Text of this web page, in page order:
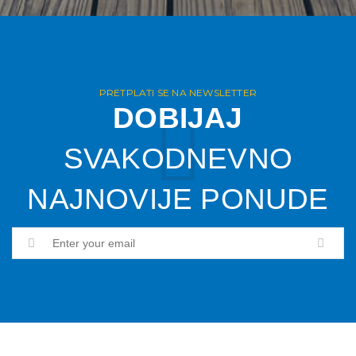
PRETPLATI SE NA NEWSLETTER
DOBIJAJ
SVAKODNEVNO
NAJNOVIJE PONUDE